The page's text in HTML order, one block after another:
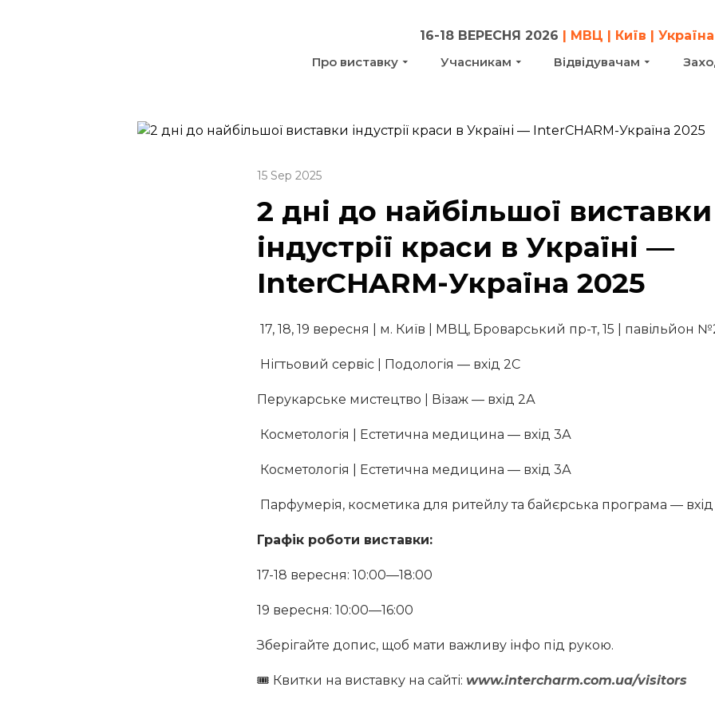
16-18 ВЕРЕСНЯ 2026 | МВЦ | Київ | Україна
Про виставку
Учасникам Відвідувачам
15 Sep 2025
2 дні до найбільшої виставки
індустрії краси в Україні —
InterCHARM-Україна 2025
17, 18, 19 вересня | м. Київ | МВЦ, Броварський пр-т, 15 | павільйон
Нігтьовий сервіс | Подологія — вхід 2С
Перукарське мистецтво | Візаж — вхід 2А
Косметологія | Естетична медицина — вхід 3А
Косметологія | Естетична медицина — вхід 3А
Парфумерія, косметика для ритейлу та байєрська програма —
Графік роботи виставки:
17-18 вересня: 10:00—18:00
19 вересня: 10:00—16:00
Зберігайте допис, щоб мати важливу інфо під рукою.
🎟️ Квитки на виставку на сайті: www.intercharm.com.ua/visitors